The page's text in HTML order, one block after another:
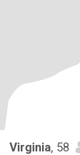
Virginia, 58